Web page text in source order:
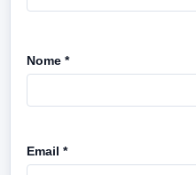
Nome *
Email *